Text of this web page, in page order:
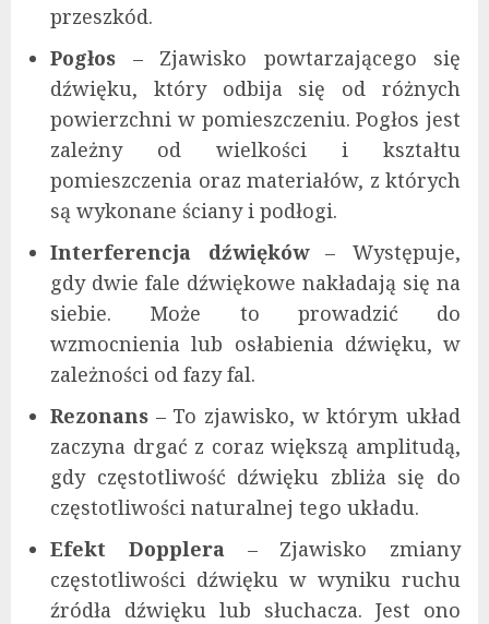
przeszkód.
Pogłos – Zjawisko powtarzającego się
dźwięku, który odbija się od różnych
powierzchni w pomieszczeniu. Pogłos jest
zależny od wielkości i kształtu
pomieszczenia oraz materiałów, z których
są wykonane ściany i podłogi.
Interferencja dźwięków– Występuje,
gdy dwie fale dźwiękowe nakładają się na
siebie. Może to prowadzić do
wzmocnienia lub osłabienia dźwięku, w
zależności od fazy fal.
Rezonans – To zjawisko, w którym układ
zaczyna drgać z coraz większą amplitudą,
gdy częstotliwość dźwięku zbliża się do
częstotliwości naturalnej tego układu.
Efekt Dopplera – Zjawisko zmiany
częstotliwości dźwięku w wyniku ruchu
źródła dźwięku lub słuchacza. Jest ono